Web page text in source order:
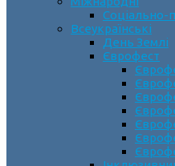
Соціально-
Всеукраїнські
День Землі
Єврофест